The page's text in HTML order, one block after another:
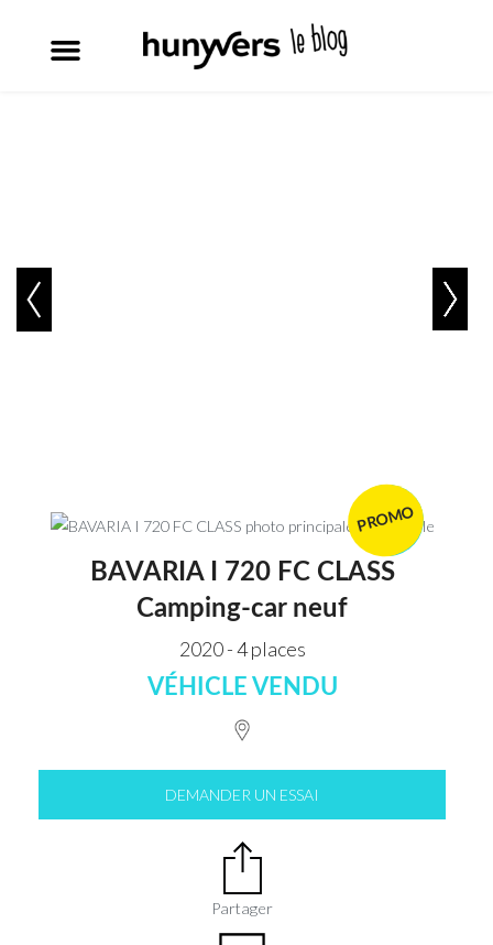
VENDU
PROMO
BAVARIA I 720 FC CLASS
Camping-car neuf
2020 - 4 places
VÉHICLE VENDU
DEMANDER UN ESSAI
Partager